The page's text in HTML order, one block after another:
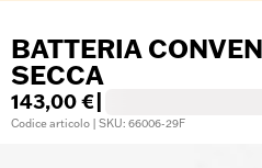
BATTERIA
SECCA
143,00 €
Codice articolo | SKU: 66006-29F